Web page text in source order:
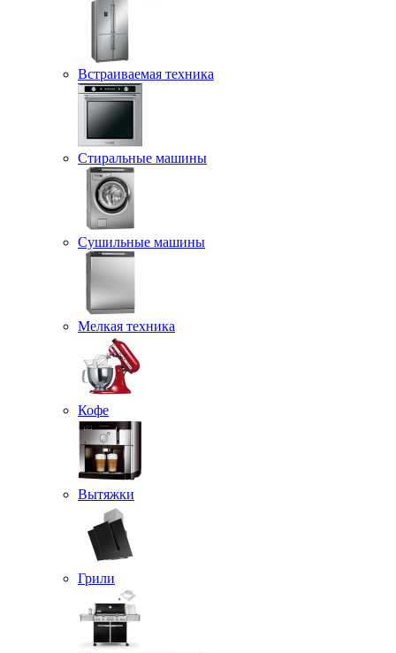
Встраиваемая техника
Стиральные машины
Сушильные машины
Мелкая техника
Кофе
Вытяжки
Грили